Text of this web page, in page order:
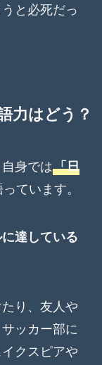
と必死だっ
力はどう？
身では「日
ています。
達している
り、友人や
ッカー部に
クスピアや